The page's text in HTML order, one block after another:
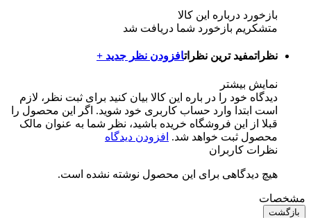
بازخورد درباره این کالا
متشکریم بازخورد شما دریافت شد
نظراتمفید ترین نظراتافزودن نظر جدید +
نمایش بیشتر
دیدگاه خود را در باره این کالا بیان کنید برای ثبت نظر، لازم
است ابتدا وارد حساب کاربری خود شوید. اگر این محصول را
قبلا از این فروشگاه خریده باشید، نظر شما به عنوان مالک
محصول ثبت خواهد شد. افزودن دیدگاه
نظرات کاربران
هیچ دیدگاهی برای این محصول نوشته نشده است.
مشخصات
بازگشت